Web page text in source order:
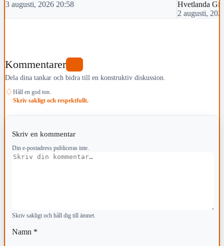
3 augusti, 2026 20:58
Hvetlanda Gif
2 augusti,
Kommentarer
Dela dina tankar och bidra till en konstruktiv diskussion.
♢ Håll en god ton.
Skriv sakligt och respektfullt.
Skriv en kommentar
Din e-postadress publiceras inte.
Kommentar
Skriv sakligt och håll dig till ämnet.
Namn *